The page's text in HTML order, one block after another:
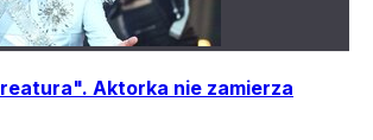
Aktorka nie zamierza